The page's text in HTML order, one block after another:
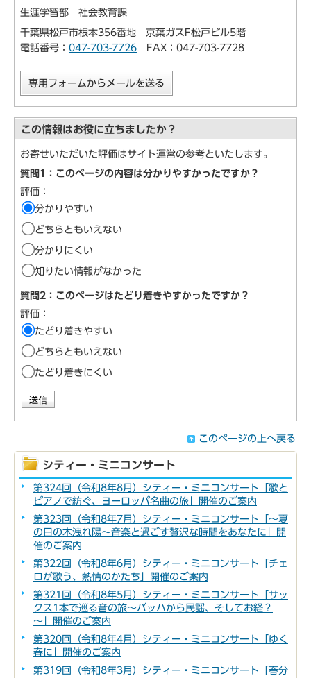
生涯学習部 社会教育課
千葉県松戸市根本356番地 京葉ガスF松戸ビル5階
電話番号： 047-703-7726 FAX：047-703-7728
専用フォームからメールを送る
この情報はお役に立ちましたか？
お寄せいただいた評価はサイト運営の参考といたします。
質問1：このページの内容は分かりやすかったですか？
評価：
分かりやすい
どちらともいえない
分かりにくい
知りたい情報がなかった
質問2：このページはたどり着きやすかったですか？
評価：
たどり着きやすい
どちらともいえない
たどり着きにくい
このページの上へ戻る
シティー・ミニコンサート
第324回（令和8年8月）シティー・ミニコンサート「歌と
ピアノで紡ぐ、ヨーロッパ名曲の旅」開催のご案内
第323回（令和8年7月）シティー・ミニコンサート「～夏
の日の木洩れ陽～音楽と過ごす贅沢な時間をあなたに」開
催のご案内
第322回（令和8年6月）シティー・ミニコンサート「チェ
ロが歌う、熱情のかたち」開催のご案内
第321回（令和8年5月）シティー・ミニコンサート「サッ
クス1本で巡る音の旅～バッハから民謡、そしてお経？
～」開催のご案内
第320回（令和8年4月）シティー・ミニコンサート「ゆく
春に」開催のご案内
第319回（令和8年3月）シティー・ミニコンサート「春分